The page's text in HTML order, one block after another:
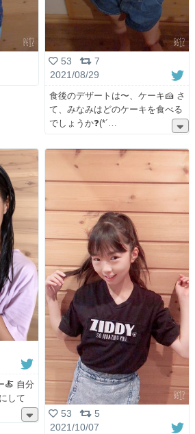
53
7
2021/08/29
食後のデザートは〜、ケーキ🍰 さ
て、みなみはどのケーキを食べる
でしょうか❓(*´
🍝 自分
して
53
5
2021/10/07